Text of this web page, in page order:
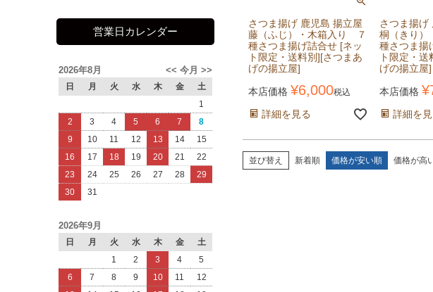
営業日カレンダー
2026年8月 >>
今月
<<
日 月 火 水 木 金
土
1
2
3 4 5 6 7
8
9
10 11 12 13 14
15
16
17 18 19 20 21
22
23
24 25 26 27 28
29
30
31
2026年9月
日 月 火 水 木 金
土
1
2 3 4
5
6
7 8 9 10 11
12
さつま揚げ 鹿児島 揚立屋
藤（ふじ）・木箱入り ７
種さつま揚げ詰合せ [ネッ
ト限定・送料別][さつまあ
げの揚立屋]
本店価格 ¥6,000税込
詳細を見る
さつま揚げ
桐（きり
種さつま揚
ト限定・
げの揚立屋]
本店価格 ¥
詳細を見
並び替え 新着順 価格が安い順 価格が高